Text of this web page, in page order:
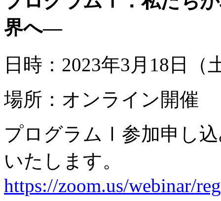
界へ―
日時：2023年3月18日（
場所：オンライン開催
プログラムⅠ参加申し
いたします。
https://zoom.us/webinar/